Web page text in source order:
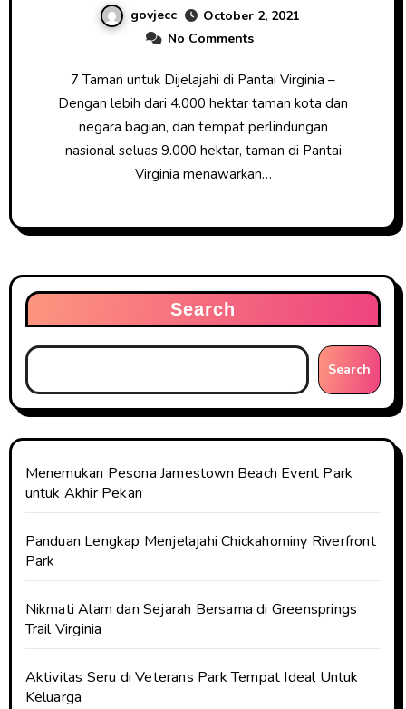
govjecc
October 2, 2021
No Comments
7 Taman untuk Dijelajahi di Pantai Virginia –
Dengan lebih dari 4.000 hektar taman kota dan
negara bagian, dan tempat perlindungan
nasional seluas 9.000 hektar, taman di Pantai
Virginia menawarkan…
Search
Search
Menemukan Pesona Jamestown Beach Event Park
untuk Akhir Pekan
Panduan Lengkap Menjelajahi Chickahominy Riverfront
Park
Nikmati Alam dan Sejarah Bersama di Greensprings
Trail Virginia
Aktivitas Seru di Veterans Park Tempat Ideal Untuk
Keluarga